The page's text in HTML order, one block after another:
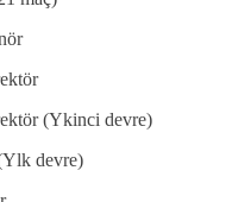
(Ykinci devre)
devre)